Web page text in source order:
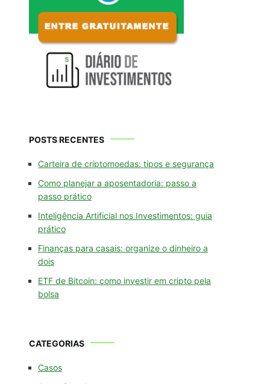
POSTS RECENTES
Carteira de criptomoedas: tipos e segurança
Como planejar a aposentadoria: passo a
passo prático
Inteligência Artificial nos Investimentos: guia
prático
Finanças para casais: organize o dinheiro a
dois
ETF de Bitcoin: como investir em cripto pela
bolsa
CATEGORIAS
Casos